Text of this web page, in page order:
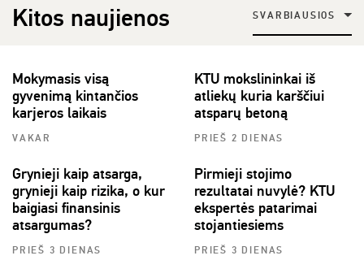
Kitos naujienos SVARBIAUSIOS
Mokymasis visą
gyvenimą kintančios
karjeros laikais
VAKAR
KTU mokslininkai iš
atliekų kuria karščiui
atsparų betoną
PRIEŠ 2 DIENAS
Grynieji kaip atsarga,
grynieji kaip rizika, o kur
baigiasi finansinis
atsargumas?
PRIEŠ 3 DIENAS
Pirmieji stojimo
rezultatai nuvylė? KTU
ekspertės patarimai
stojantiesiems
PRIEŠ 3 DIENAS